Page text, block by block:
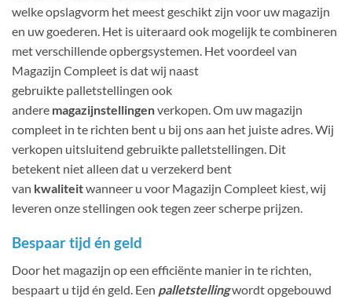
welke opslagvorm het meest geschikt zijn voor uw magazijn
en uw goederen. Het is uiteraard ook mogelijk te combineren
met verschillende opbergsystemen. Het voordeel van
Magazijn Compleet is dat wij naast
gebruikte palletstellingen ook
andere magazijnstellingenverkopen. Om uw magazijn
compleet in te richten bent u bij ons aan het juiste adres. Wij
verkopen uitsluitend gebruikte palletstellingen. Dit
betekent niet alleen dat u verzekerd bent
van kwaliteitwanneer u voor Magazijn Compleet kiest, wij
leveren onze stellingen ook tegen zeer scherpe prijzen.
Bespaar tijd én geld
Door het magazijn op een efficiënte manier in te richten,
bespaart u tijd én geld. Een palletstellingwordt opgebouwd